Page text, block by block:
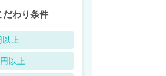
だわり条件
上
以上